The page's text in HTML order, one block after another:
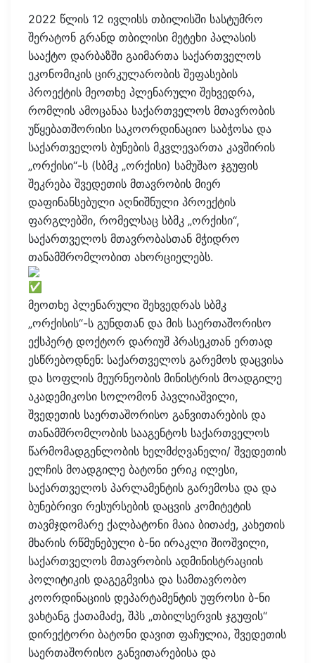
2022 წლის 12 ივლისს თბილისში სასტუმრო
შერატონ გრანდ თბილისი მეტეხი პალასის
სააქტო დარბაზში გაიმართა საქართველოს
ეკონომიკის ცირკულარობის შეფასების
პროექტის მეოთხე პლენარული შეხვედრა,
რომლის ამოცანაა საქართველოს მთავრობის
უწყებათშორისი საკოორდინაციო საბჭოსა და
საქართველოს ბუნების მკვლევართა კავშირის
„ორქისი“-ს (სბმკ „ორქისი) სამუშაო ჯგუფის
შეკრება შვედეთის მთავრობის მიერ
დაფინანსებული აღნიშნული პროექტის
ფარგლებში, რომელსაც სბმკ „ორქისი“,
საქართველოს მთავრობასთან მჭიდრო
თანამშრომლობით ახორციელებს.
მეოთხე პლენარული შეხვედრას სბმკ
„ორქისის“-ს გუნდთან და მის საერთაშორისო
ექსპერტ დოქტორ დარიუშ პრასეკთან ერთად
ესწრებოდნენ: საქართველოს გარემოს დაცვისა
და სოფლის მეურნეობის მინისტრის მოადგილე
აკადემიკოსი სოლომონ პავლიაშვილი,
შვედეთის საერთაშორისო განვითარების და
თანამშრომლობის სააგენტოს საქართველოს
წარმომადგენლობის ხელმძღვანელი/ შვედეთის
ელჩის მოადგილე ბატონი ერიკ ილესი,
საქართველოს პარლამენტის გარემოსა და და
ბუნებრივი რესურსების დაცვის კომიტეტის
თავმჯდომარე ქალბატონი მაია ბითაძე, კახეთის
მხარის რწმუნებული ბ-ნი ირაკლი შიოშვილი,
საქართველოს მთავრობის ადმინისტრაციის
პოლიტიკის დაგეგმვისა და სამთავრობო
კოორდინაციის დეპარტამენტის უფროსი ბ-ნი
ვახტანგ ქათამაძე, შპს „თბილსერვის ჯგუფის“
დირექტორი ბატონი დავით ფაჩულია, შვედეთის
საერთაშორისო განვითარებისა და